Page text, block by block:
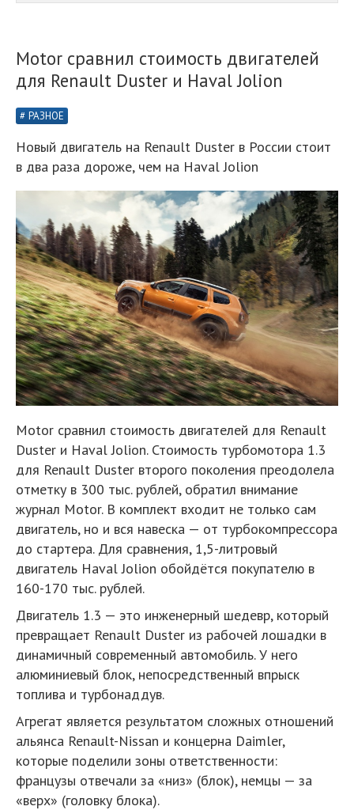
Motor сравнил стоимость двигателей
для Renault Duster и Haval Jolion
РАЗНОЕ
Новый двигатель на Renault Duster в России стоит
в два раза дороже, чем на Haval Jolion
Motor сравнил стоимость двигателей для Renault
Duster и Haval Jolion. Стоимость турбомотора 1.3
для Renault Duster второго поколения преодолела
отметку в 300 тыс. рублей, обратил внимание
журнал Motor. В комплект входит не только сам
двигатель, но и вся навеска — от турбокомпрессора
до стартера. Для сравнения, 1,5-литровый
двигатель Haval Jolion обойдётся покупателю в
160-170 тыс. рублей.
Двигатель 1.3 — это инженерный шедевр, который
превращает Renault Duster из рабочей лошадки в
динамичный современный автомобиль. У него
алюминиевый блок, непосредственный впрыск
топлива и турбонаддув.
Агрегат является результатом сложных отношений
альянса Renault-Nissan и концерна Daimler,
которые поделили зоны ответственности:
французы отвечали за «низ» (блок), немцы — за
«верх» (головку блока).